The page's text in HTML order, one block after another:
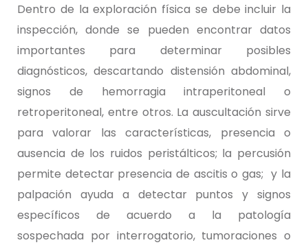
Dentro de la exploración física se debe incluir la
inspección, donde se pueden encontrar datos
importantes para determinar posibles
diagnósticos, descartando distensión abdominal,
signos de hemorragia intraperitoneal o
retroperitoneal, entre otros. La auscultación sirve
para valorar las características, presencia o
ausencia de los ruidos peristálticos; la percusión
permite detectar presencia de ascitis o gas; y la
palpación ayuda a detectar puntos y signos
específicos de acuerdo a la patología
sospechada por interrogatorio, tumoraciones o